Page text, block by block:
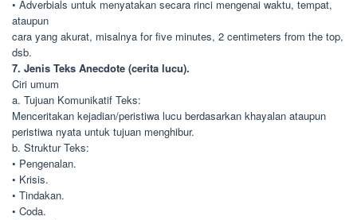
• Adverbials untuk menyatakan secara rinci mengenai waktu, tempat,
ataupun
cara yang akurat, misalnya for five minutes, 2 centimeters from the top,
dsb.
7. Jenis Teks Anecdote (cerita lucu).
Ciri umum
a. Tujuan Komunikatif Teks:
Menceritakan kejadian/peristiwa lucu berdasarkan khayalan ataupun
peristiwa nyata untuk tujuan menghibur.
b. Struktur Teks:
• Pengenalan.
• Krisis.
• Tindakan.
• Coda.